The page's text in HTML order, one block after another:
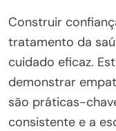
Construir
tratamento da
cuidado eficaz.
demonstrar
são práticas-
consistente e a